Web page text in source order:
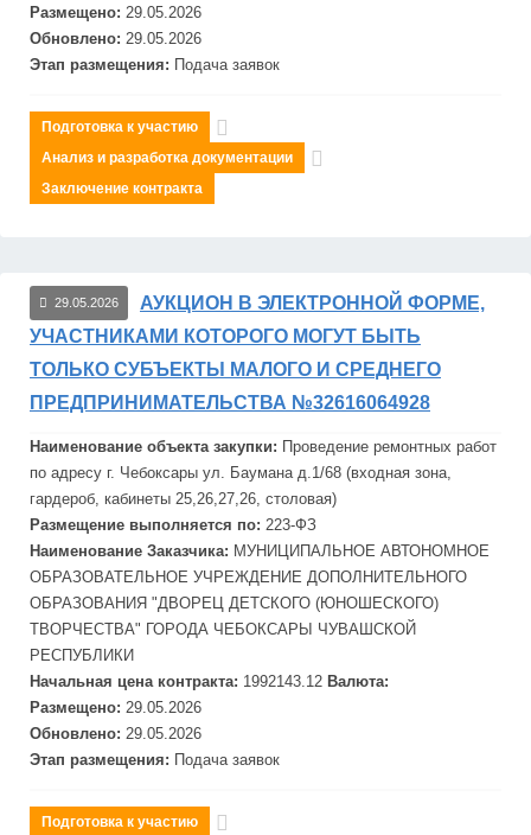
Размещено: 29.05.2026
Обновлено: 29.05.2026
Этап размещения: Подача заявок
Подготовка к участию
Анализ и разработка документации
Заключение контракта
29.05.2026
АУКЦИОН В ЭЛЕКТРОННОЙ ФОРМЕ,
УЧАСТНИКАМИ КОТОРОГО МОГУТ БЫТЬ
ТОЛЬКО СУБЪЕКТЫ МАЛОГО И СРЕДНЕГО
ПРЕДПРИНИМАТЕЛЬСТВА №32616064928
Наименование объекта закупки: Проведение ремонтных работ
по адресу г. Чебоксары ул. Баумана д.1/68 (входная зона,
гардероб, кабинеты 25,26,27,26, столовая)
Размещение выполняется по: 223-ФЗ
Наименование Заказчика: МУНИЦИПАЛЬНОЕ АВТОНОМНОЕ
ОБРАЗОВАТЕЛЬНОЕ УЧРЕЖДЕНИЕ ДОПОЛНИТЕЛЬНОГО
ОБРАЗОВАНИЯ "ДВОРЕЦ ДЕТСКОГО (ЮНОШЕСКОГО)
ТВОРЧЕСТВА" ГОРОДА ЧЕБОКСАРЫ ЧУВАШСКОЙ
РЕСПУБЛИКИ
Начальная цена контракта: 1992143.12 Валюта:
Размещено: 29.05.2026
Обновлено: 29.05.2026
Этап размещения: Подача заявок
Подготовка к участию